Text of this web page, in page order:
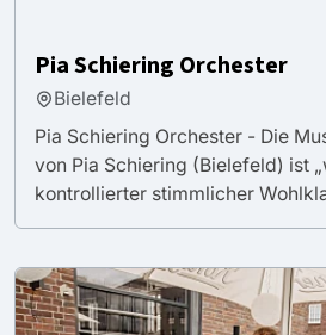
Pia Schiering Orchester
Bielefeld
Pia Schiering Orchester - Die
von Pia Schiering (Bielefeld) ist
kontrollierter stimmlicher